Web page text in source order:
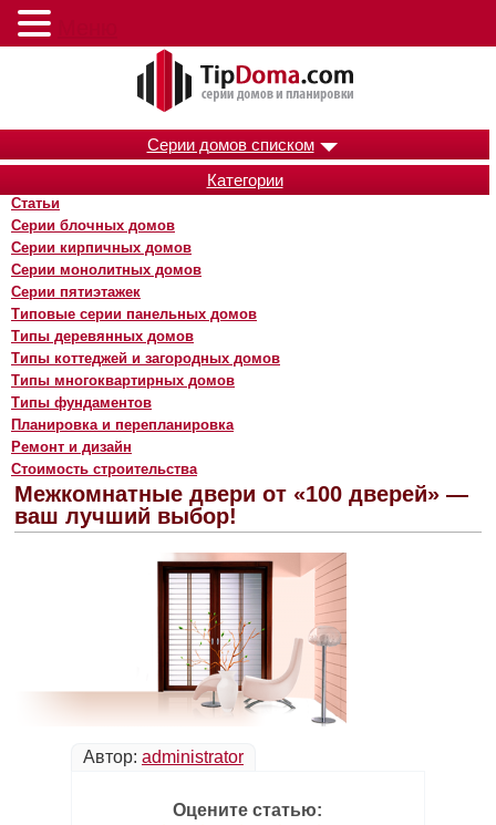
Серии домов списком
Категории
Статьи
Серии блочных домов
Серии кирпичных домов
Серии монолитных домов
Серии пятиэтажек
Типовые серии панельных домов
Типы деревянных домов
Типы коттеджей и загородных домов
Типы многоквартирных домов
Типы фундаментов
Планировка и перепланировка
Ремонт и дизайн
Стоимость строительства
Межкомнатные двери от «100 дверей» —
ваш лучший выбор!
Автор: administrator
Оцените статью: